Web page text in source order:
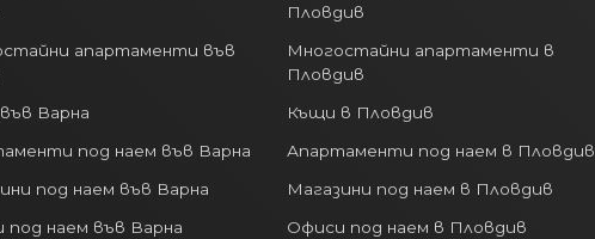
апартаменти във
Варна
под наем във Варна
под наем във Варна
под наем във Варна
Пловдив
Многостайни апартаменти в
Пловдив
Къщи в Пловдив
Апартаменти под наем в Пловдив
Магазини под наем в Пловдив
Офиси под наем в Пловдив